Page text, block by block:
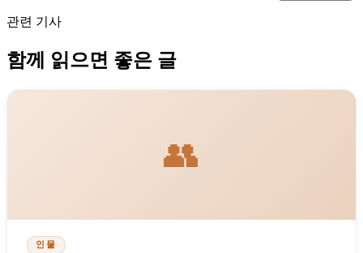
관련 기사
함께 읽으면 좋은 글
👥
인물